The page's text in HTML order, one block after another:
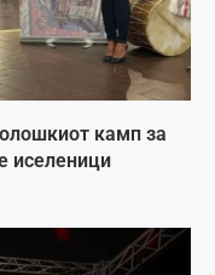
камп за
иселеници